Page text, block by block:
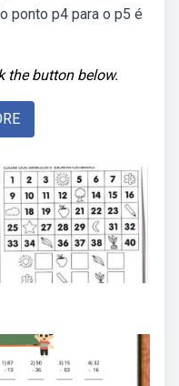
ponto p4 para o p5 é
the button below.